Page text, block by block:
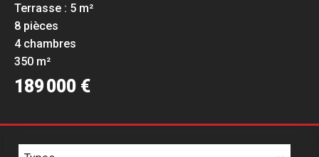
Terrasse : 5 m²
8 pièces
4 chambres
350 m²
189 000 €